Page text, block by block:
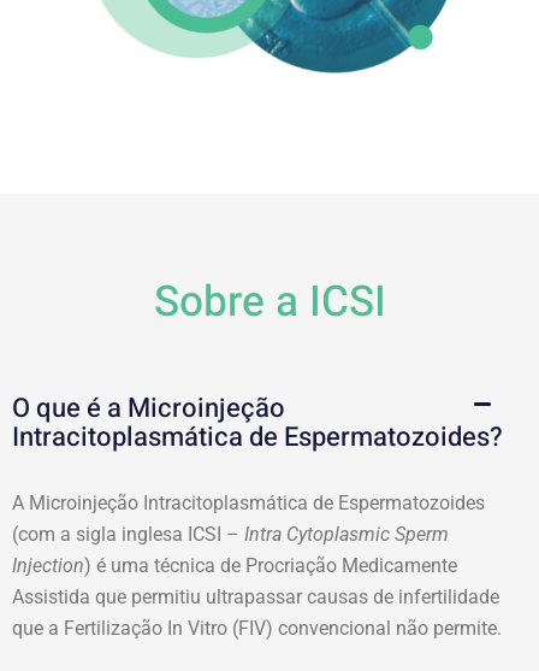
Sobre a ICSI
O que é a Microinjeção
Intracitoplasmática de Espermatozoides?
A Microinjeção Intracitoplasmática de Espermatozoides
(com a sigla inglesa ICSI – Intra Cytoplasmic Sperm
Injection) é uma técnica de Procriação Medicamente
Assistida que permitiu ultrapassar causas de infertilidade
que a Fertilização In Vitro (FIV) convencional não permite.